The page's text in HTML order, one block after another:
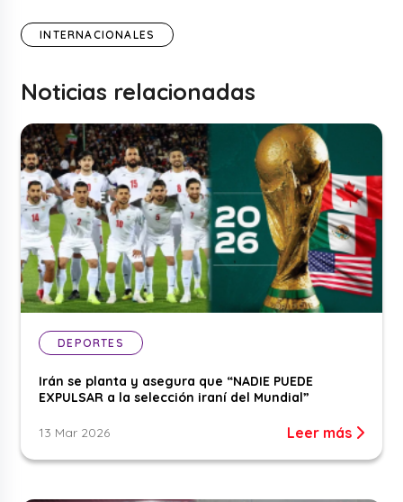
INTERNACIONALES
Noticias relacionadas
DEPORTES
Irán se planta y asegura que “NADIE PUEDE
EXPULSAR a la selección iraní del Mundial”
13 Mar 2026 Leer más